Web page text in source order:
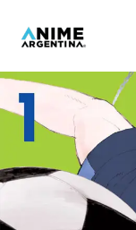
Blue
Lock:
deconstrucción
del